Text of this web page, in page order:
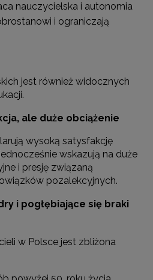
nauczycielska i autonomia
i ograniczają
jest również widocznych
ale duże obciążenie
wysoką satysfakcję
wskazują na duże
i presję związaną
pozalekcyjnych.
i pogłębiające się braki
w Polsce jest zbliżona